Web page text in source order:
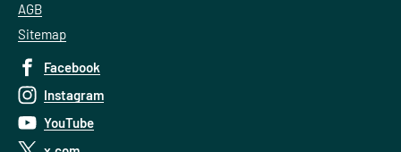
AGB
Sitemap
Facebook
Instagram
YouTube